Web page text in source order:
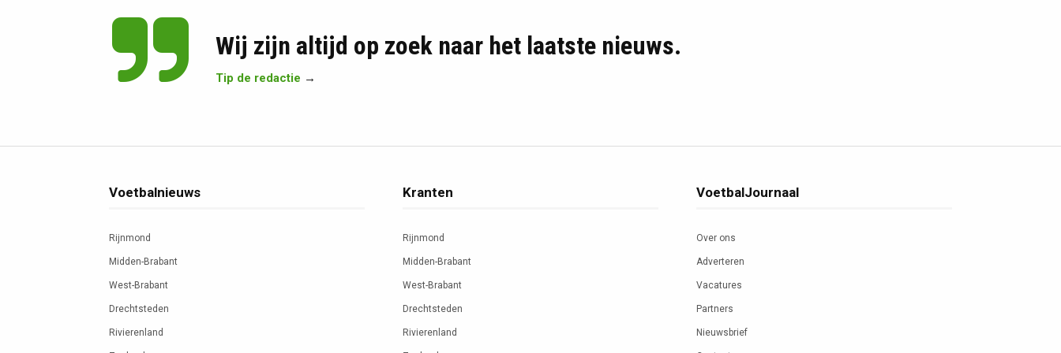
Wij zijn altijd op zoek naar het laatste nieuws.
Tip de redactie →
Voetbalnieuws
Rijnmond
Midden-Brabant
West-Brabant
Drechtsteden
Rivierenland
Kranten
Rijnmond
Midden-Brabant
West-Brabant
Drechtsteden
Rivierenland
VoetbalJournaal
Over ons
Adverteren
Vacatures
Partners
Nieuwsbrief